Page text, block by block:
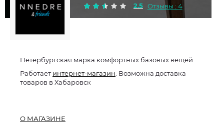
2.5 Отзывы : 4
Петербургская марка комфортных базовых вещей
Работаетинтернет-магазин . Возможна доставка
товаров в Хабаровск
О МАГАЗИНЕ